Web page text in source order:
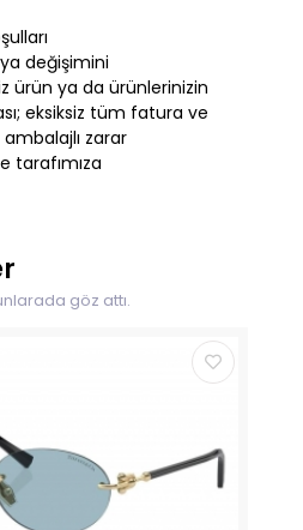
değişimini
ürün ya da ürünlerinizin
eksiksiz tüm fatura ve
zarar
tarafımıza
göz attı.